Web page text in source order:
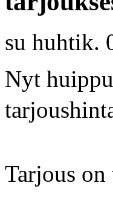
su huhtik.
Nyt
Tarjous on